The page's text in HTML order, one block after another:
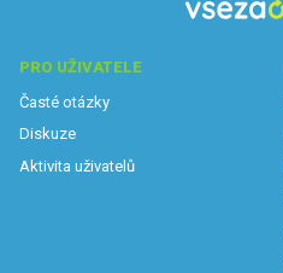
PRO UŽIVATELE
Časté otázky
Diskuze
Aktivita uživatelů